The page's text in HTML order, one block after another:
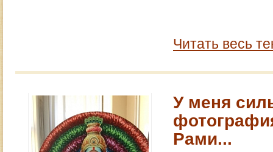
Читать весь
У меня
Рами...